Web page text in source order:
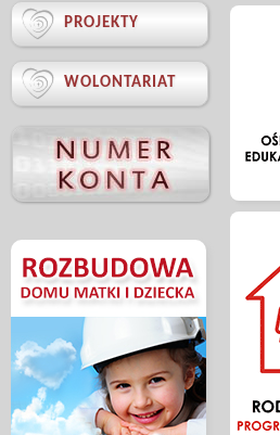
 PROJEKTY
 WOLONTARIAT